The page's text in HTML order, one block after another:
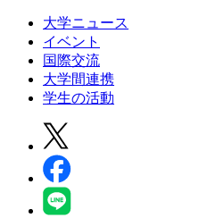
大学ニュース
イベント
国際交流
大学間連携
学生の活動